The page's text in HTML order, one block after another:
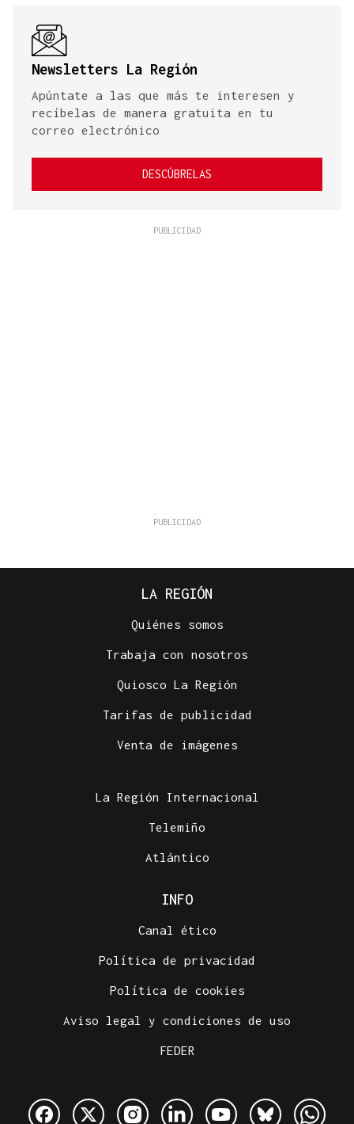
Newsletters La Región
Apúntate a las que más te interesen y
recíbelas de manera gratuita en tu
correo electrónico
DESCÚBRELAS
LA REGIÓN
Quiénes somos
Trabaja con nosotros
Quiosco La Región
Tarifas de publicidad
Venta de imágenes
La Región Internacional
Telemiño
Atlántico
INFO
Canal ético
Política de privacidad
Política de cookies
Aviso legal y condiciones de uso
FEDER